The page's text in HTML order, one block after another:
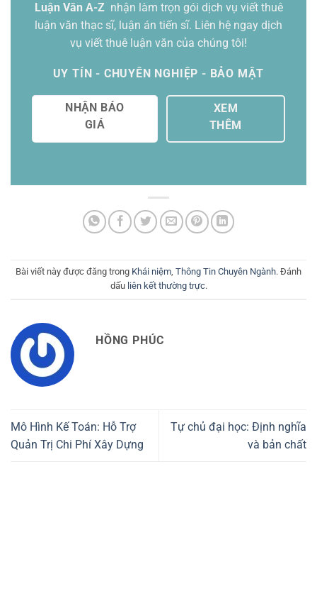
Luận Văn A-Z nhận làm trọn gói dịch vụ viết thuê
luận văn thạc sĩ, luận án tiến sĩ. Liên hệ ngay dịch
vụ viết thuê luận văn của chúng tôi!
UY TÍN - CHUYÊN NGHIỆP - BẢO MẬT
NHẬN BÁO
GIÁ
XEM
THÊM
Bài viết này được đăng trong Khái niệm, Thông Tin Chuyên Ngành. Đánh
dấu liên kết thường trực.
HỒNG PHÚC
Mô Hình Kế Toán: Hỗ Trợ
Quản Trị Chi Phí Xây Dựng
Tự chủ đại học: Định nghĩa
và bản chất